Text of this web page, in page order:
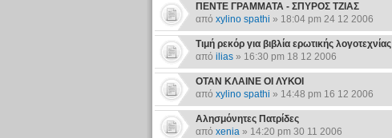
ΠΕΝΤΕ ΓΡΑΜΜΑΤΑ - ΣΠΥΡΟΣ ΤΖΙΑΣ
από xylino spathi » 18:04 pm 24 12 2006
Τιμή ρεκόρ για βιβλία ερωτικής λογοτεχνίας
από ilias» 16:30 pm 18 12 2006
ΟΤΑΝ ΚΛΑΙΝΕ ΟΙ ΛΥΚΟΙ
από xylino spathi » 14:48 pm 16 12 2006
Αλησμόνητες Πατρίδες
από xenia» 14:20 pm 30 11 2006